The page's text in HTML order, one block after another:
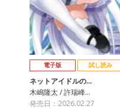
電子版 試し読み
ネットアイドルの…
木嶋隆太 / 許瑞峰…
発売日：2026.02.27